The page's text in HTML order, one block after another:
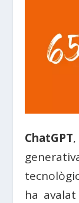
ChatGPT
ha